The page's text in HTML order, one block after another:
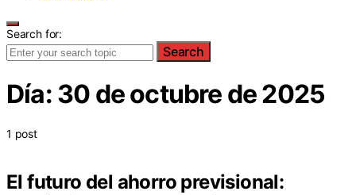
Search for:
Search
Día: 30 de octubre de 2025
1 post
El futuro del ahorro previsional: